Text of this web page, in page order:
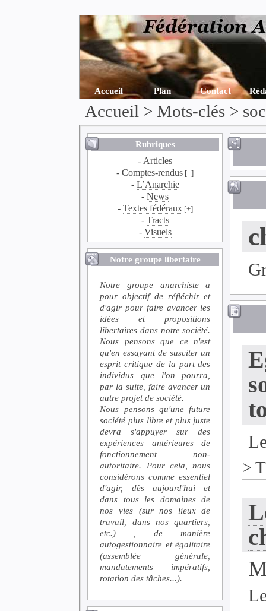
Accueil Plan Contact
Accueil > Mots-clés >
Rubriques
- Articles
-Comptes-rendus [+]
- L’Anarchie
-News
- Textes fédéraux[+]
- Tracts
- Visuels
Notre groupe libertaire
Notre groupe anarchiste a
pour objectif de réfléchir et
d'agir pour faire avancer les
idées et propositions
libertaires dans notre société.
Nous pensons que ce n'est
qu'en essayant de susciter un
esprit critique de la part des
individus que l'on pourra,
par la suite, faire avancer un
autre projet de société.
Nous pensons qu'une future
société plus libre et plus juste
devra s'appuyer sur des
expériences antérieures de
fonctionnement non-
autoritaire. Pour cela, nous
considérons comme essentiel
d'agir, dès aujourd'hui et
dans tous les domaines de
nos vies (sur nos lieux de
travail, dans nos quartiers,
etc.) , de manière
autogestionnaire et égalitaire
(assemblée générale,
mandatements impératifs,
rotation des tâches...).
>